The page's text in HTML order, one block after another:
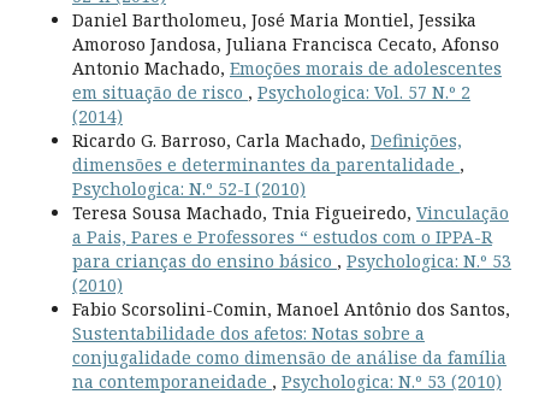
Daniel Bartholomeu, José Maria Montiel, Jessika
Amoroso Jandosa, Juliana Francisca Cecato, Afonso
Antonio Machado, Emoções morais de adolescentes
em situação de risco , Psychologica: Vol. 57 N.º 2
(2014)
Ricardo G. Barroso, Carla Machado, Definições,
dimensões e determinantes da parentalidade ,
Psychologica: N.º 52-I (2010)
Teresa Sousa Machado, Tnia Figueiredo, Vinculação
a Pais, Pares e Professores “ estudos com o IPPA-R
para crianças do ensino básico , Psychologica: N.º 53
(2010)
Fabio Scorsolini-Comin, Manoel Antônio dos Santos,
Sustentabilidade dos afetos: Notas sobre a
conjugalidade como dimensão de análise da família
na contemporaneidade , Psychologica: N.º 53 (2010)